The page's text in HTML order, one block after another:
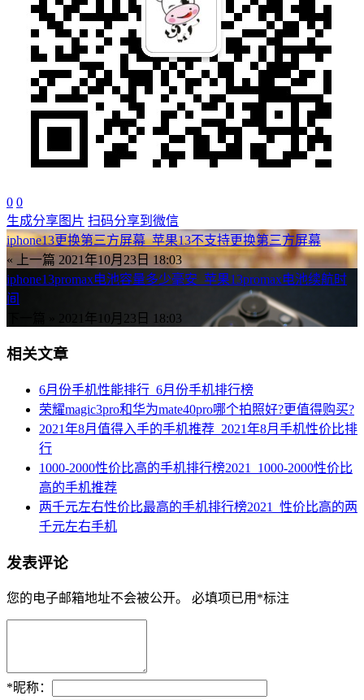
0 0
生成分享图片 扫码分享到微信
iphone13更换第三方屏幕_苹果13不支持更换第三方屏幕
« 上一篇 2021年10月23日 18:03
iphone13promax电池容量多少毫安_苹果13promax电池续航时
间
2021年10月23日 18:03
相关文章
6月份手机性能排行_6月份手机排行榜
荣耀magic3pro和华为mate40pro哪个拍照好?更值得购买?
2021年8月值得入手的手机推荐_2021年8月手机性价比排
行
1000-2000性价比高的手机排行榜2021_1000-2000性价比
高的手机推荐
两千元左右性价比最高的手机排行榜2021_性价比高的两
千元左右手机
发表评论
您的电子邮箱地址不会被公开。 必填项已用 *标注
*昵称：